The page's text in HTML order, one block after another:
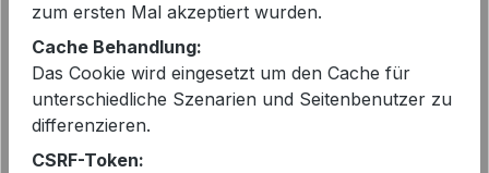
EAN:2000319950520
zum ersten Mal akzeptiert wurden.
Cache Behandlung:
Das Cookie wird eingesetzt um den Cache für
unterschiedliche Szenarien und Seitenbenutzer zu
differenzieren.
CSRF-Token: